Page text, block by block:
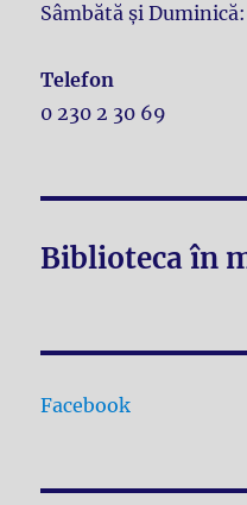
Sâmbătă și
Telefon
0 230 2 30 69
Biblioteca în
Facebook